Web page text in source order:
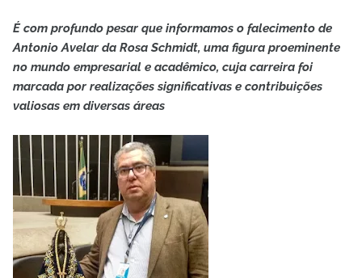
É com profundo pesar que informamos o falecimento de
Antonio Avelar da Rosa Schmidt, uma figura proeminente
no mundo empresarial e acadêmico, cuja carreira foi
marcada por realizações significativas e contribuições
valiosas em diversas áreas